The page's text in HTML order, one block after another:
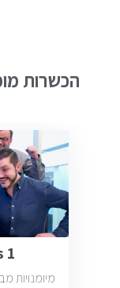
הכשרות
1
מיומנויות